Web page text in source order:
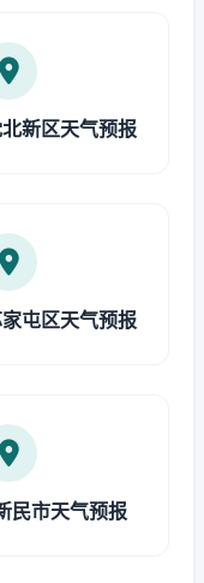
新区天气预报
屯区天气预报
民市天气预报